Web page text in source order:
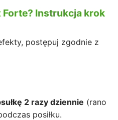
Forte? Instrukcja krok
postępuj zgodnie z
2 razy dziennie (rano
posiłku.